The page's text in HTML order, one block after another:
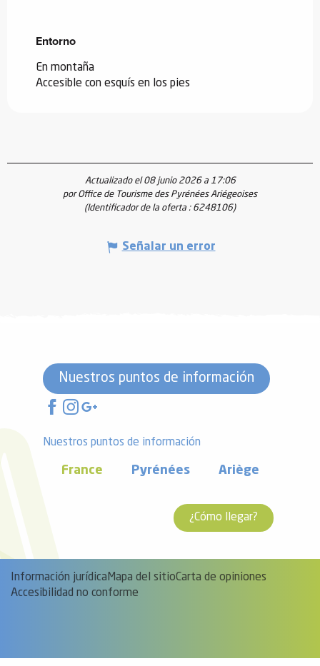
Entorno
Entorno
En montaña
Accesible con esquís en los pies
Actualizado el 08 junio 2026 a 17:06
por Office de Tourisme des Pyrénées Ariégeoises
(Identificador de la oferta : 6248106)
Señalar un error
Nuestros puntos de información
Nuestros puntos de información
France Pyrénées Ariège
¿Cómo llegar?
Información jurídica Mapa del sitioCarta de opiniones
Accesibilidad no conforme